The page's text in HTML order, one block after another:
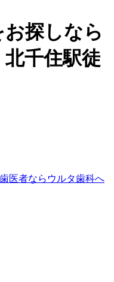
探しなら
千住駅徒